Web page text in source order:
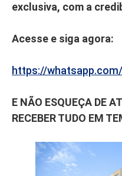
exclusiva, com a
Acesse e siga agora:
https://
E NÃO ESQUEÇA DE
RECEBER TUDO EM